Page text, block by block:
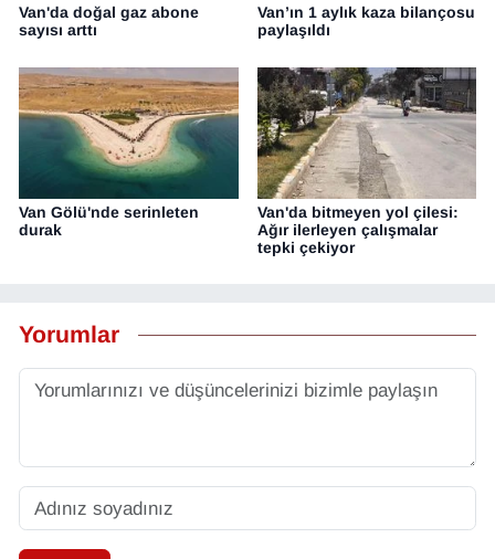
Van'da doğal gaz abone
sayısı arttı
Van’ın 1 aylık kaza bilançosu
paylaşıldı
Van Gölü'nde serinleten
durak
Van'da bitmeyen yol çilesi:
Ağır ilerleyen çalışmalar
tepki çekiyor
Yorumlar